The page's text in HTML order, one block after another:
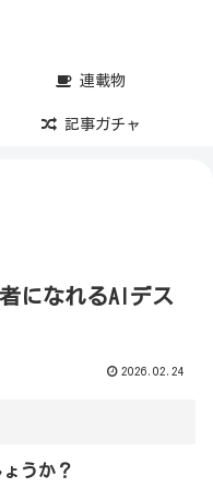
連載物
記事ガチャ
になれるAIデス
2026.02.24
うか？